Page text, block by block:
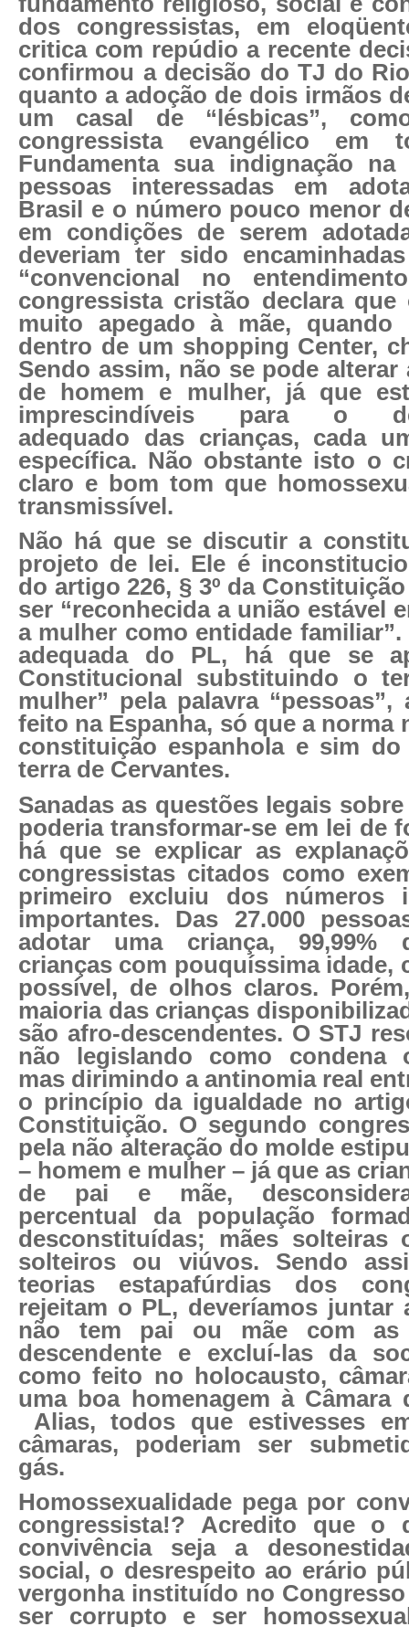
dos congressistas, em
critica com repúdio a recente
confirmou a decisão do TJ do
quanto a adoção de dois irmãos
um casal de “lésbicas”,
congressista evangélico em
Fundamenta sua indignação na
pessoas interessadas em
Brasil e o número pouco menor
em condições de serem
deveriam ter sido
“convencional no
congressista cristão declara
muito apegado à mãe,
dentro de um shopping Center,
Sendo assim, não se pode
de homem e mulher, já que
imprescindíveis para o
adequado das crianças, cada
específica. Não obstante isto o
claro e bom tom que
transmissível.
Não há que se discutir a
projeto de lei. Ele é
do artigo 226, § 3º da
ser “reconhecida a união estável
a mulher como entidade familiar”.
adequada do PL, há que se
Constitucional substituindo o
mulher” pela palavra
feito na Espanha, só que a norma
constituição espanhola e sim
terra de Cervantes.
Sanadas as questões legais
poderia transformar-se em lei de
há que se explicar as
congressistas citados como
primeiro excluiu dos números
importantes. Das 27.000
adotar uma criança, 99,99%
crianças com pouquíssima idade,
possível, de olhos claros.
maioria das crianças
são afro-descendentes. O STJ
não legislando como condena
mas dirimindo a antinomia real
o princípio da igualdade no
Constituição. O segundo
pela não alteração do molde
– homem e mulher – já que as
de pai e mãe,
percentual da população
desconstituídas; mães solteiras
solteiros ou viúvos. Sendo
teorias estapafúrdias dos
rejeitam o PL, deveríamos juntar
não tem pai ou mãe com as
descendente e excluí-las da
como feito no holocausto,
uma boa homenagem à Câmara
Alias, todos que estivesses
câmaras, poderiam ser
gás.
Homossexualidade pega por
congressista!? Acredito que o
convivência seja a
social, o desrespeito ao erário
vergonha instituído no
ser corrupto e ser